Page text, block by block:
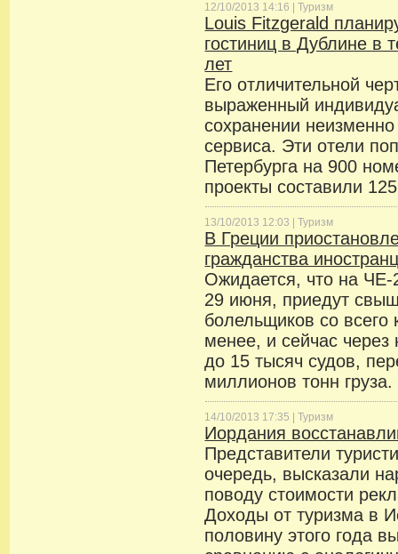
12/10/2013 14:16 |Туризм
Louis Fitzgerald
гостиниц в Дублине в
лет
Его отличительной
выраженный
сохранении
сервиса. Эти отели
Петербурга на 900
проекты составили
13/10/2013 12:03 |Туризм
В Греции
гражданства
Ожидается, что на
29 июня, приедут
болельщиков со всего
менее, и сейчас через
до 15 тысяч судов,
миллионов тонн груза.
14/10/2013 17:35 |Туризм
Иордания
Представители
очередь, высказали
поводу стоимости
Доходы от туризма в
половину этого года